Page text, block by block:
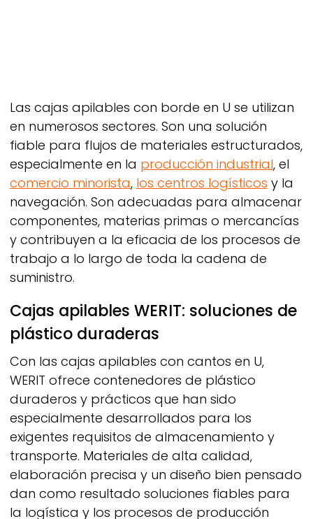
Las cajas apilables con borde en U se utilizan
en numerosos sectores. Son una solución
fiable para flujos de materiales estructurados,
especialmente en la producción industrial, el
comercio minorista, los centros logísticos y la
navegación. Son adecuadas para almacenar
componentes, materias primas o mercancías
y contribuyen a la eficacia de los procesos de
trabajo a lo largo de toda la cadena de
suministro.
Cajas apilables WERIT: soluciones de
plástico duraderas
Con las cajas apilables con cantos en U,
WERIT ofrece contenedores de plástico
duraderos y prácticos que han sido
especialmente desarrollados para los
exigentes requisitos de almacenamiento y
transporte. Materiales de alta calidad,
elaboración precisa y un diseño bien pensado
dan como resultado soluciones fiables para
la logística y los procesos de producción